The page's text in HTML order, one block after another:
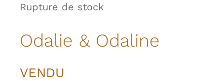
Rupture de stock
Odalie & Odaline
VENDU